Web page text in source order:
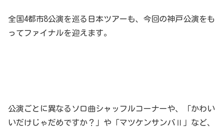
全国4都市8公演を巡る日本ツアーも、今回の神戸公演をも
ってファイナルを迎えます。
公演ごとに異なるソロ曲シャッフルコーナーや、「かわい
いだけじゃだめですか？」や「マツケンサンバⅡ」など、